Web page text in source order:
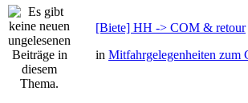
[Biete] HH -> COM & retour
in Mitfahrgelegenheiten zum